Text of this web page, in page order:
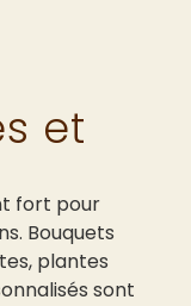
et
fort pour
Bouquets
plantes
sont